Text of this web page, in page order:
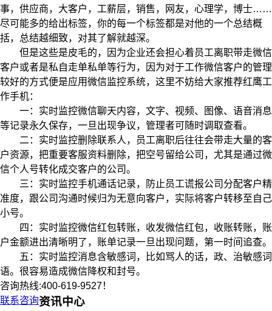
事，供应商，大客户，工薪层，销售，网友，心理学，博士……
尽可能多的给出标签，你的每一个标签都是对他的一个总结概
括，总结越细致，对其了解就越深。
但是这些是皮毛的，因为企业还会担心着员工离职带走微信
客户或者是私自走单私单等行为，因为对于工作微信客户的管理
较好的方式便是应用微信监控系统，这里不妨给大家推荐红鹰工
作手机：
一：实时监控微信聊天内容，文字、视频、图像、语音消息
等记录永久保存，一旦出现争议，管理者可随时调取查看。
二：实时监控删除联系人，员工离职后往往会带走大量的客
户资源，把重要客服资料删除，把空号留给公司，尤其是通过微
信个人号转化成交客户的公司。
三：实时监控手机通话记录，防止员工谎报公司分配客户精
准度，跟公司沟通时候归为无意向客户，实际将客户转移至自己
小号。
四：实时监控微信红包转账，收发微信红包，收账转账，账
户金额进出清晰明了，账单记录一旦出现问题，第一时间追查。
五：实时监控消息含敏感词，比如骂人的话，政、治敏感词
语。很容易造成微信降权和封号。
咨询热线:400-619-9527！
联系咨询资讯中心